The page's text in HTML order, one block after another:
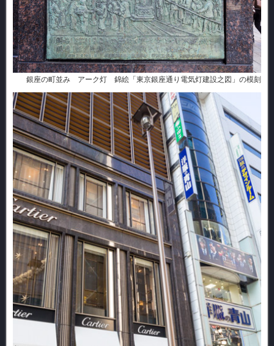
銀座の町並み アーク灯 錦絵「東京銀座通り電気灯建設之図」の模刻